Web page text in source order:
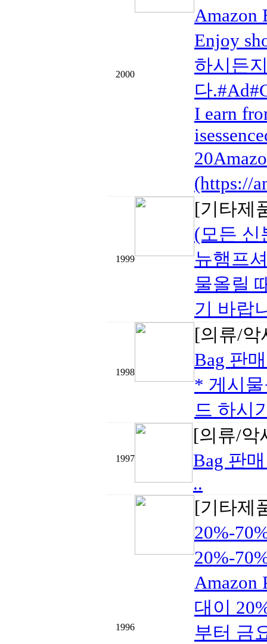
2000
Amazon
Enjoy
하시든
다
I earn
(https://
1999
[기타제
(모든 신
뉴햄프
물올릴
기 바랍
1998
[의류/
Bag 판
* 게시
드 하시
1997
[의류/
Bag 판
..
1996
[기타제
20%-
20%-
Amazon
대이
부터 금